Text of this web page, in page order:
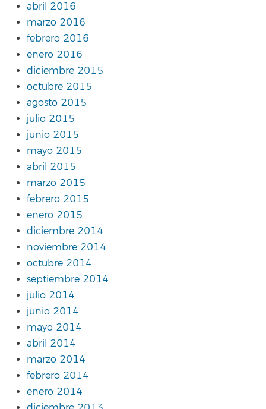
abril 2016
marzo 2016
febrero 2016
enero 2016
diciembre 2015
octubre 2015
agosto 2015
julio 2015
junio 2015
mayo 2015
abril 2015
marzo 2015
febrero 2015
enero 2015
diciembre 2014
noviembre 2014
octubre 2014
septiembre 2014
julio 2014
junio 2014
mayo 2014
abril 2014
marzo 2014
febrero 2014
enero 2014